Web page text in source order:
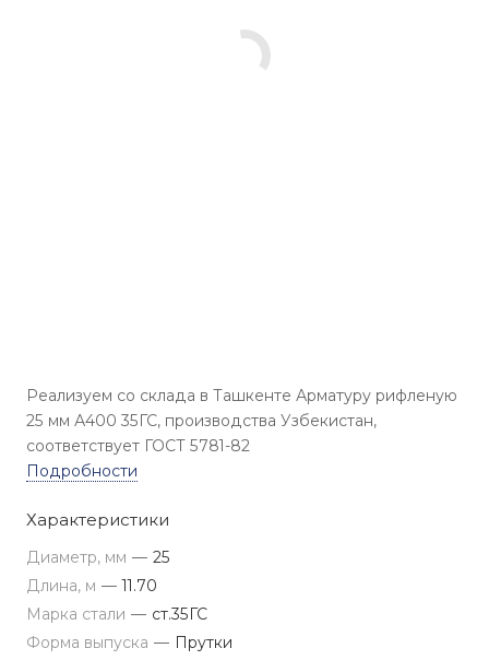
Реализуем со склада в Ташкенте Арматуру рифленую
25 мм А400 35ГС, производства Узбекистан,
соответствует ГОСТ 5781-82
Подробности
Характеристики
Диаметр, мм — 25
Длина, м — 11.70
Марка стали — ст.35ГС
Форма выпуска — Прутки